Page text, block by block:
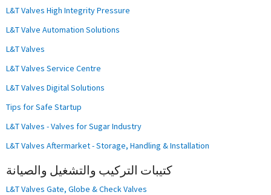
L&T Valves High Integrity Pressure
L&T Valve Automation Solutions
L&T Valves
L&T Valves Service Centre
L&T Valves Digital Solutions
Tips for Safe Startup
L&T Valves - Valves for Sugar Industry
L&T Valves Aftermarket - Storage, Handling & Installation
كتيبات التركيب والتشغيل والصيانة
L&T Valves Gate, Globe & Check Valves